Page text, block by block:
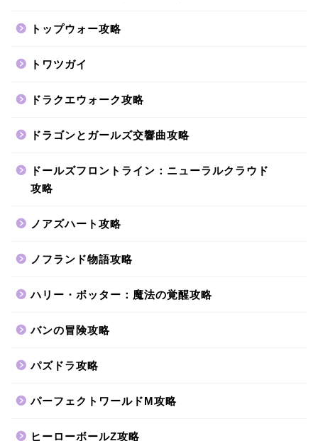
トップウォー攻略
トワツガイ
ドラクエウォーク攻略
ドラゴンとガールズ交響曲攻略
ドールズフロントライン：ニューラルクラウド
攻略
ノアズハート攻略
ノフランド物語攻略
ハリー・ポッター：魔法の覚醒攻略
バンの冒険攻略
パズドラ攻略
パーフェクトワールドM攻略
ヒーローボールZ攻略